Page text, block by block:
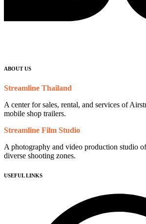
ABOUT US
Streamline Thailand
A center for sales, rental, and services of
mobile shop trailers.
Streamline Film Studio
A photography and video production studio
diverse shooting zones.
USEFUL LINKS